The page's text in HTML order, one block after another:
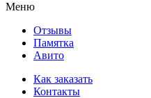
Меню
Отзывы
Памятка
Авито
Как заказать
Контакты